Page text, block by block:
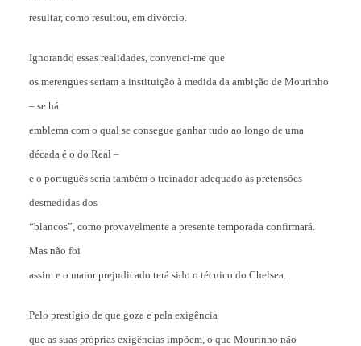
resultar, como resultou, em divórcio.
Ignorando essas realidades, convenci-me que
os merengues seriam a instituição à medida da ambição de Mourinho
– se há
emblema com o qual se consegue ganhar tudo ao longo de uma
década é o do Real –
e o português seria também o treinador adequado às pretensões
desmedidas dos
“blancos”, como provavelmente a presente temporada confirmará.
Mas não foi
assim e o maior prejudicado terá sido o técnico do Chelsea.
Pelo prestígio de que goza e pela exigência
que as suas próprias exigências impõem, o que Mourinho não